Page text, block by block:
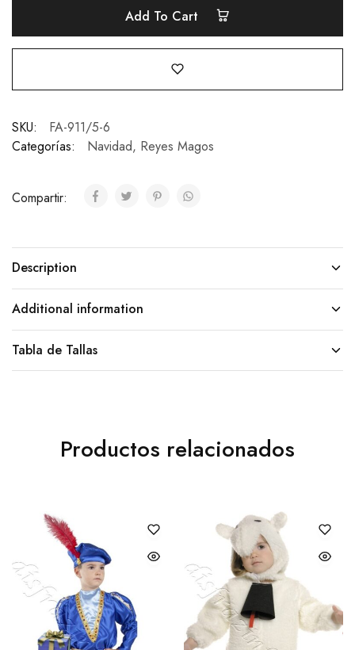
Add To Cart
SKU:
FA-911/5-6
Categorías:
Navidad, Reyes Magos
Compartir:
Description
Additional information
Tabla de Tallas
Productos relacionados